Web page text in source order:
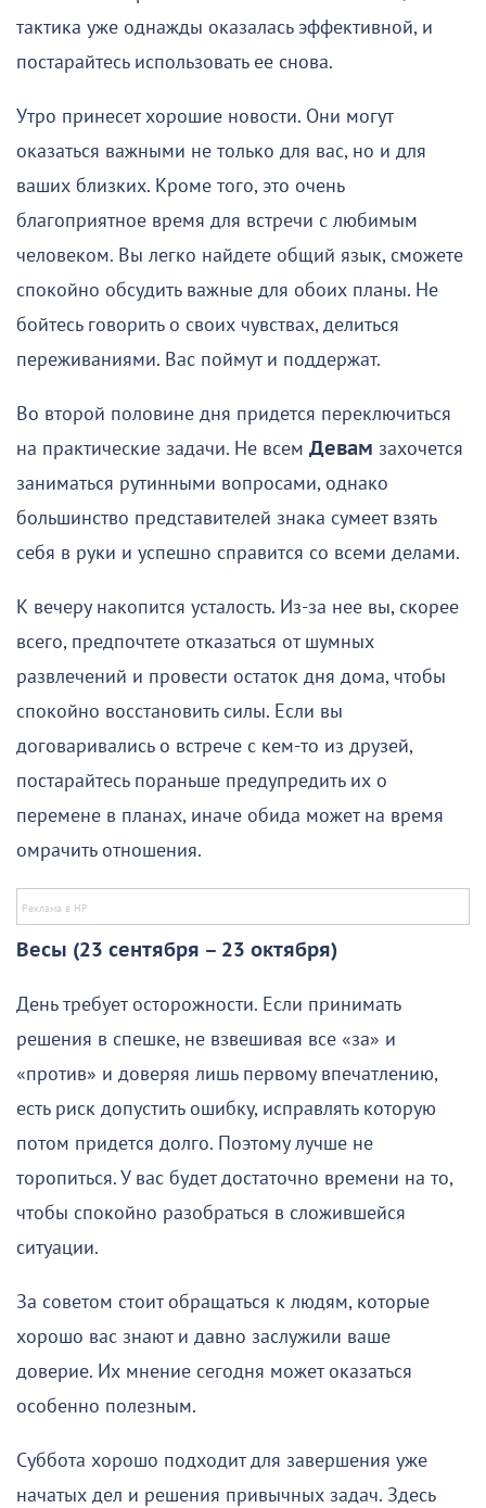
тактика уже однажды оказалась эффективной, и
постарайтесь использовать ее снова.
Утро принесет хорошие новости. Они могут
оказаться важными не только для вас, но и для
ваших близких. Кроме того, это очень
благоприятное время для встречи с любимым
человеком. Вы легко найдете общий язык, сможете
спокойно обсудить важные для обоих планы. Не
бойтесь говорить о своих чувствах, делиться
переживаниями. Вас поймут и поддержат.
Во второй половине дня придется переключиться
на практические задачи. Не всем Девам захочется
заниматься рутинными вопросами, однако
большинство представителей знака сумеет взять
себя в руки и успешно справится со всеми делами.
К вечеру накопится усталость. Из-за нее вы, скорее
всего, предпочтете отказаться от шумных
развлечений и провести остаток дня дома, чтобы
спокойно восстановить силы. Если вы
договаривались о встрече с кем-то из друзей,
постарайтесь пораньше предупредить их о
перемене в планах, иначе обида может на время
омрачить отношения.
Весы (23 сентября – 23 октября)
День требует осторожности. Если принимать
решения в спешке, не взвешивая все «за» и
«против» и доверяя лишь первому впечатлению,
есть риск допустить ошибку, исправлять которую
потом придется долго. Поэтому лучше не
торопиться. У вас будет достаточно времени на то,
чтобы спокойно разобраться в сложившейся
ситуации.
За советом стоит обращаться к людям, которые
хорошо вас знают и давно заслужили ваше
доверие. Их мнение сегодня может оказаться
особенно полезным.
Суббота хорошо подходит для завершения уже
начатых дел и решения привычных задач. Здесь